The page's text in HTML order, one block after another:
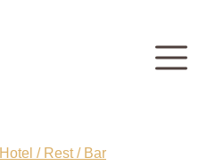
Hotel / Rest / Bar